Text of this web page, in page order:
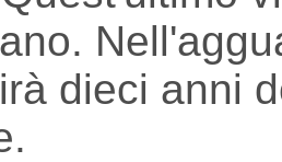
dieci anni